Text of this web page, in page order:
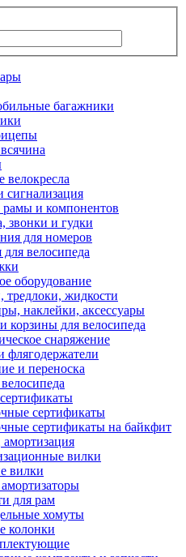
багажники
велокресла
сигнализация
рамы и компонентов
звонки и гудки
для номеров
велосипеда
оборудование
тредлоки, жидкости
наклейки, аксессуары
корзины для велосипеда
снаряжение
флягодержатели
и переноска
сертификаты
сертификаты на байкфит
вилки
вилки
для рам
хомуты
колонки